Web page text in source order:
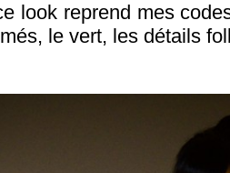
look reprend mes
le vert, les détails